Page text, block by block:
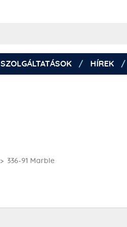
SZOLGÁLTATÁSOK HÍREK
336-91 Marble